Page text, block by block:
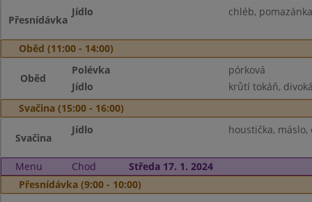
Přesnídávka
Jídlo chléb,
Oběd (11:00 - 14:00)
Oběd
Polévka
pórková
Jídlo
krůtí tokáň,
Svačina (15:00 - 16:00)
Svačina
Jídlo houstička, máslo,
Menu Chod
Středa 17. 1. 2024
Přesnídávka (9:00 - 10:00)